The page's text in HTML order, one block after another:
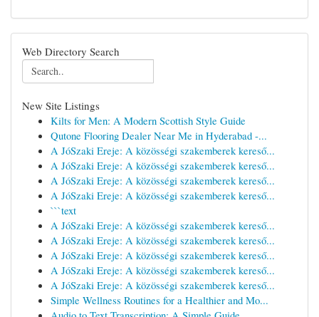
Web Directory Search
New Site Listings
Kilts for Men: A Modern Scottish Style Guide
Qutone Flooring Dealer Near Me in Hyderabad -...
A JóSzaki Ereje: A közösségi szakemberek kereső...
A JóSzaki Ereje: A közösségi szakemberek kereső...
A JóSzaki Ereje: A közösségi szakemberek kereső...
A JóSzaki Ereje: A közösségi szakemberek kereső...
```text
A JóSzaki Ereje: A közösségi szakemberek kereső...
A JóSzaki Ereje: A közösségi szakemberek kereső...
A JóSzaki Ereje: A közösségi szakemberek kereső...
A JóSzaki Ereje: A közösségi szakemberek kereső...
A JóSzaki Ereje: A közösségi szakemberek kereső...
Simple Wellness Routines for a Healthier and Mo...